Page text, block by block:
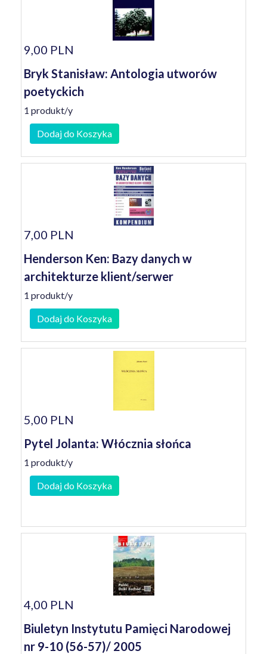
9,00 PLN
Bryk Stanisław: Antologia utworów
poetyckich
1 produkt/y
Dodaj do Koszyka
7,00 PLN
Henderson Ken: Bazy danych w
architekturze klient/serwer
1 produkt/y
Dodaj do Koszyka
5,00 PLN
Pytel Jolanta: Włócznia słońca
1 produkt/y
Dodaj do Koszyka
4,00 PLN
Biuletyn Instytutu Pamięci Narodowej
nr 9-10 (56-57)/ 2005